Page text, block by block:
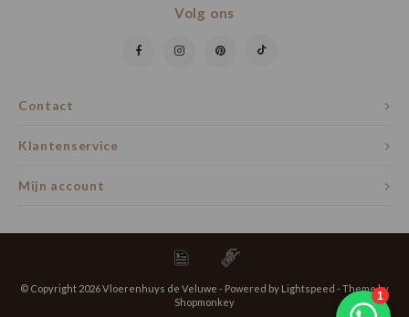
Contact
Volg ons
Klantenservice
Mijn account
© Copyright 2026 Vloerenhuys de Veluwe - Powered by Lightspeed - Theme by
Shopmonkey